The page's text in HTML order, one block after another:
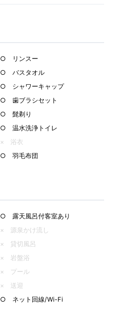
○ リンスー
○ バスタオル
○ シャワーキャップ
○ 歯ブラシセット
○ 髭剃り
○ 温水洗浄トイレ
× 浴衣
○ 羽毛布団
○ 露天風呂付客室あり
× 源泉かけ流し
× 貸切風呂
× 岩盤浴
× プール
× 送迎
○ ネット回線/Wi-Fi